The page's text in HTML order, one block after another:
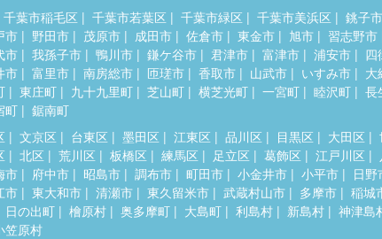
千葉市稲毛区 千葉市若葉区 千葉市緑区 千葉市美浜区 銚子市
市 野田市 茂原市 成田市 佐倉市 東金市 旭市 習志野市
市 我孫子市 鴨川市 鎌ケ谷市 君津市 富津市 浦安市
四
市 富里市 南房総市 匝瑳市 香取市 山武市 いすみ市
大
東庄町 九十九里町 芝山町 横芝光町 一宮町 睦沢町 長
町 鋸南町
文京区 台東区 墨田区 江東区 品川区 目黒区 大田区
北区 荒川区 板橋区 練馬区 足立区 葛飾区 江戸川区
市 府中市 昭島市 調布市 町田市 小金井市 小平市 日野
市 東大和市 清瀬市 東久留米市 武蔵村山市 多摩市 稲城
日の出町 檜原村 奥多摩町 大島町 利島村 新島村 神津島
笠原村